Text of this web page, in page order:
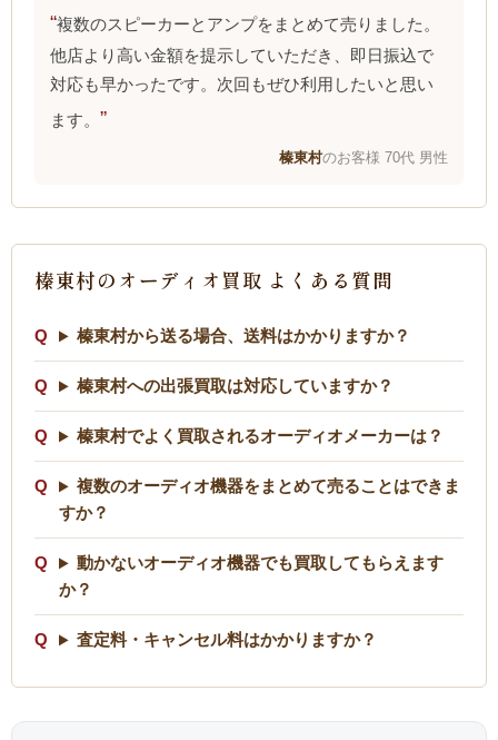
複数のスピーカーとアンプをまとめて売りました。
他店より高い金額を提示していただき、即日振込で
対応も早かったです。次回もぜひ利用したいと思い
ます。
榛東村のお客様 70代 男性
榛東村のオーディオ買取 よくある質問
榛東村から送る場合、送料はかかりますか？
榛東村への出張買取は対応していますか？
榛東村でよく買取されるオーディオメーカーは？
複数のオーディオ機器をまとめて売ることはできま
すか？
動かないオーディオ機器でも買取してもらえます
か？
査定料・キャンセル料はかかりますか？